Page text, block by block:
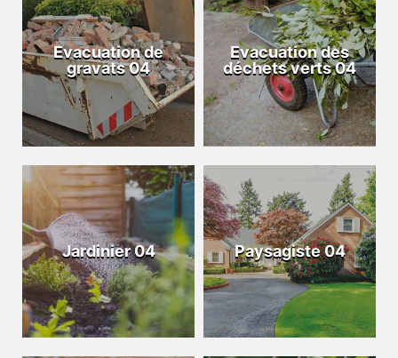
Evacuation de
gravats 04
Evacuation des
déchets verts 04
Jardinier 04 Paysagiste 04